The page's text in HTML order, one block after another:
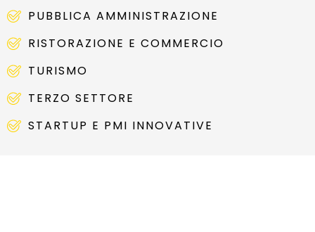
PUBBLICA AMMINISTRAZIONE​
RISTORAZIONE E COMMERCIO
TURISMO
TERZO SETTORE​
STARTUP E PMI INNOVATIVE